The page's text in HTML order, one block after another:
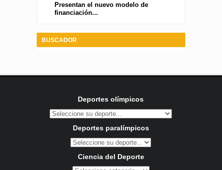
Presentan el nuevo modelo de
financiación...
BUSCADOR
Deportes olímpicos
Deportes paralímpicos
Ciencia del Deporte